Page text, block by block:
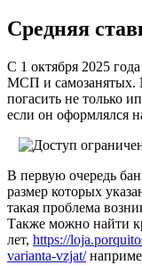
Средняя
С 1 октября 2025
МСП и самозанятых.
погасить не только
если он оформлялся
В первую очередь
размер которых
такая проблема
Также можно найти
лет, https://
varianta-vzjat/